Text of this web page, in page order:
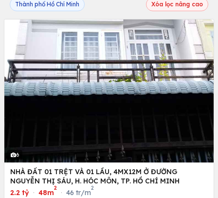
Thành phố Hồ Chí Minh Xóa lọc nâng cao
6
NHÀ ĐẤT 01 TRỆT VÀ 01 LẦU, 4MX12M Ở ĐƯỜNG
NGUYỄN THỊ SÁU, H. HÓC MÔN, TP. HỒ CHÍ MINH
2.2 tỷ · 48m
2
· 46 tr/m
2